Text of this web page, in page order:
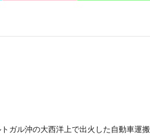
ガル沖の大西洋上で出火した自動車運搬